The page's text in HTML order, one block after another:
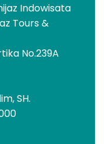
Indowisata
Tours &
No.239A
SH.